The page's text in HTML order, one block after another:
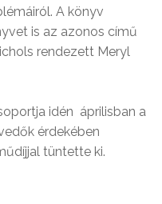
A könyv
is az azonos című
rendezett Meryl
idén áprilisban a
érdekében
tüntette ki.